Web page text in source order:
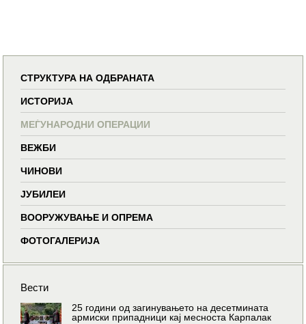
СТРУКТУРА НА ОДБРАНАТА
ИСТОРИЈА
МЕЃУНАРОДНИ ОПЕРАЦИИ
ВЕЖБИ
ЧИНОВИ
ЈУБИЛЕИ
ВООРУЖУВАЊЕ И ОПРЕМА
ФОТОГАЛЕРИЈА
Вести
25 години од загинувањето на десетмината
армиски припадници кај месноста Карпалак